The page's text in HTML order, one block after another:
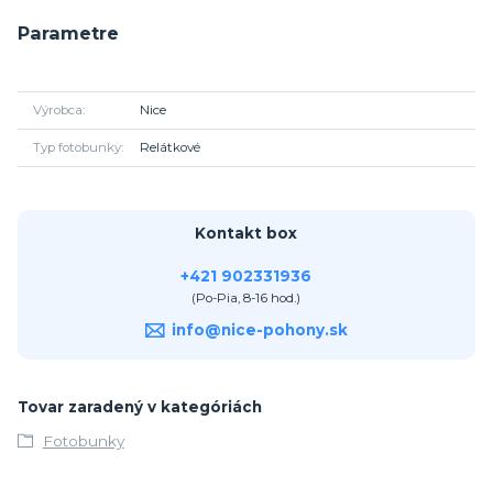
Parametre
Výrobca Nice
Typ fotobunky Relátkové
Kontakt box
+421 902331936
(Po-Pia, 8-16 hod.)
info@nice-pohony.sk
Tovar zaradený v kategóriách
Fotobunky